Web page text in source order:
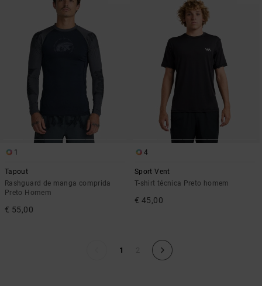
1
Tapout
Rashguard de manga comprida
Preto Homem
€ 55,00
4
Sport Vent
T-shirt técnica Preto homem
€ 45,00
1